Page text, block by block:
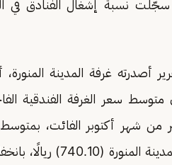
أصدرته غرفة المدينة المنورة،